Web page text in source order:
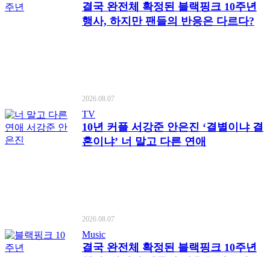
결국 완전체 확정된 블랙핑크 10주년
행사, 하지만 팬들의 반응은 다르다?
2026.08.07
TV
10년 커플 서강준 안은진 ‘결별이냐 결
혼이냐’ 너 말고 다른 연애
2026.08.07
Music
결국 완전체 확정된 블랙핑크 10주년